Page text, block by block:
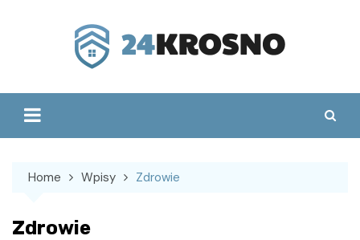
Home Wpisy Zdrowie
Zdrowie